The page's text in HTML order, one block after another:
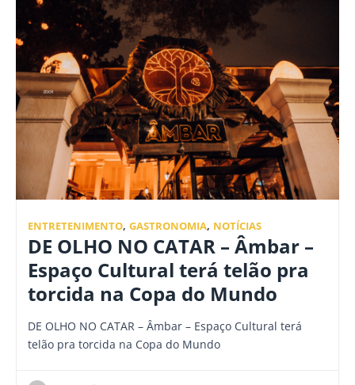
ENTRETENIMENTO, GASTRONOMIA, NOTÍCIAS
DE OLHO NO CATAR – Âmbar –
Espaço Cultural terá telão pra
torcida na Copa do Mundo
DE OLHO NO CATAR – Âmbar – Espaço Cultural terá
telão pra torcida na Copa do Mundo